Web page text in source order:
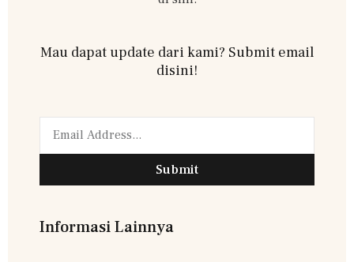
Mau dapat update dari kami? Submit email
disini!
Submit
Informasi Lainnya